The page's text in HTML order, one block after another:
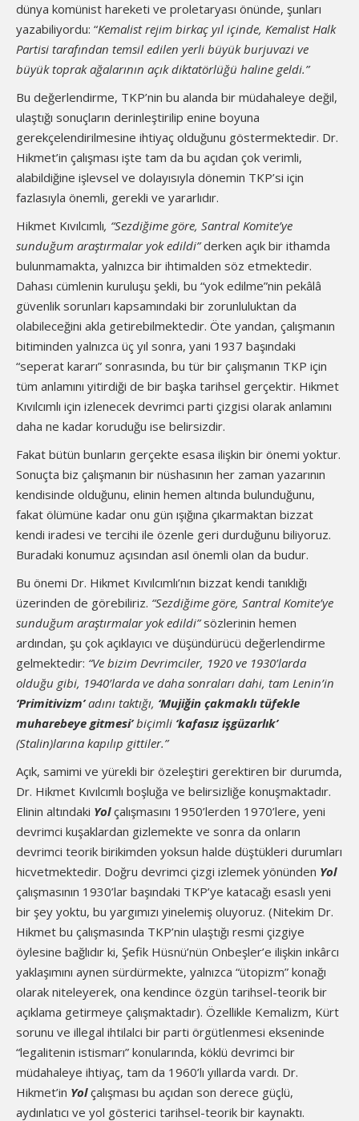
dünya komünist hareketi ve proletaryası önünde, şunları
yazabiliyordu: “Kemalist rejim birkaç yıl içinde, Kemalist Halk
Partisi tarafından temsil edilen yerli büyük burjuvazi ve
büyük toprak ağalarının açık diktatörlüğü haline geldi.”
Bu değerlendirme, TKP’nin bu alanda bir müdahaleye değil,
ulaştığı sonuçların derinleştirilip enine boyuna
gerekçelendirilmesine ihtiyaç olduğunu göstermektedir. Dr.
Hikmet’in çalışması işte tam da bu açıdan çok verimli,
alabildiğine işlevsel ve dolayısıyla dönemin TKP’si için
fazlasıyla önemli, gerekli ve yararlıdır.
Hikmet Kıvılcımlı, “Sezdiğime göre, Santral Komite’ye
sunduğum araştırmalar yok edildi”derken açık bir ithamda
bulunmamakta, yalnızca bir ihtimalden söz etmektedir.
Dahası cümlenin kuruluşu şekli, bu “yok edilme”nin pekâlâ
güvenlik sorunları kapsamındaki bir zorunluluktan da
olabileceğini akla getirebilmektedir. Öte yandan, çalışmanın
bitiminden yalnızca üç yıl sonra, yani 1937 başındaki
“seperat kararı” sonrasında, bu tür bir çalışmanın TKP için
tüm anlamını yitirdiği de bir başka tarihsel gerçektir. Hikmet
Kıvılcımlı için izlenecek devrimci parti çizgisi olarak anlamını
daha ne kadar koruduğu ise belirsizdir.
Fakat bütün bunların gerçekte esasa ilişkin bir önemi yoktur.
Sonuçta biz çalışmanın bir nüshasının her zaman yazarının
kendisinde olduğunu, elinin hemen altında bulunduğunu,
fakat ölümüne kadar onu gün ışığına çıkarmaktan bizzat
kendi iradesi ve tercihi ile özenle geri durduğunu biliyoruz.
Buradaki konumuz açısından asıl önemli olan da budur.
Bu önemi Dr. Hikmet Kıvılcımlı’nın bizzat kendi tanıklığı
üzerinden de görebiliriz. “Sezdiğime göre, Santral Komite’ye
sunduğum araştırmalar yok edildi”sözlerinin hemen
ardından, şu çok açıklayıcı ve düşündürücü değerlendirme
gelmektedir: “Ve bizim Devrimciler, 1920 ve 1930’larda
olduğu gibi, 1940’larda ve daha sonraları dahi, tam Lenin’in
‘Primitivizm’adını taktığı, ‘Mujiğin çakmaklı tüfekle
muharebeye gitmesi’biçimli ‘kafasız işgüzarlık’
(Stalin)larına kapılıp gittiler.”
Açık, samimi ve yürekli bir özeleştiri gerektiren bir durumda,
Dr. Hikmet Kıvılcımlı boşluğa ve belirsizliğe konuşmaktadır.
Elinin altındaki Yolçalışmasını 1950’lerden 1970’lere, yeni
devrimci kuşaklardan gizlemekte ve sonra da onların
devrimci teorik birikimden yoksun halde düştükleri durumları
hicvetmektedir. Doğru devrimci çizgi izlemek yönünden Yol
çalışmasının 1930’lar başındaki TKP’ye katacağı esaslı yeni
bir şey yoktu, bu yargımızı yinelemiş oluyoruz. (Nitekim Dr.
Hikmet bu çalışmasında TKP’nin ulaştığı resmi çizgiye
öylesine bağlıdır ki, Şefik Hüsnü’nün Onbeşler’e ilişkin inkârcı
yaklaşımını aynen sürdürmekte, yalnızca “ütopizm” konağı
olarak niteleyerek, ona kendince özgün tarihsel-teorik bir
açıklama getirmeye çalışmaktadır). Özellikle Kemalizm, Kürt
sorunu ve illegal ihtilalci bir parti örgütlenmesi ekseninde
“legalitenin istismarı” konularında, köklü devrimci bir
müdahaleye ihtiyaç, tam da 1960’lı yıllarda vardı. Dr.
Hikmet’in Yolçalışması bu açıdan son derece güçlü,
aydınlatıcı ve yol gösterici tarihsel-teorik bir kaynaktı.